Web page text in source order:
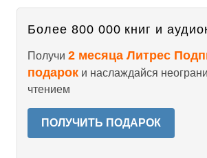
Более 800 000 книг и
Получи 2 месяца Литрес
подарок и наслаждайся
чтением
ПОЛУЧИТЬ ПОДАРОК